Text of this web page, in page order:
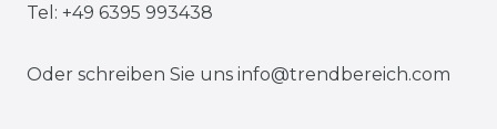
Tel: +49 6395 993438
Oder schreiben Sie uns info@trendbereich.com